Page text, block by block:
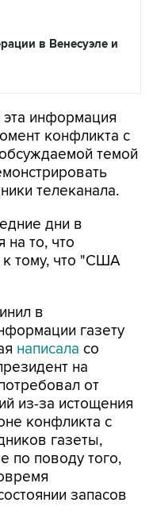
в Венесуэле и
информация
конфликта с
темой
телеканала.
дни в
на то, что
к тому, что "США
в
газету
написала со
на
от
из-за истощения
конфликта с
газеты,
по поводу того,
запасов